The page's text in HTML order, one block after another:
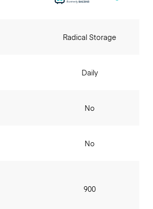
Radical Storage
Daily
No
No
900